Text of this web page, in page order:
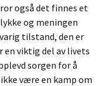
også det finnes et
og meningen
tilstand, den er
viktig del av livets
sorgen for å
være en kamp om